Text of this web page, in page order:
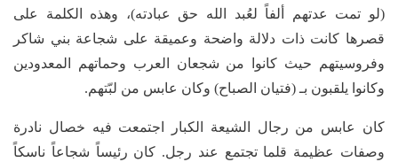
(لو تمت عدتهم ألفاً لعُبد الله حق عبادته)، وهذه الكلمة على
قصرها كانت ذات دلالة واضحة وعميقة على شجاعة بني شاكر
وفروسيتهم حيث كانوا من شجعان العرب وحماتهم المعدودين
وكانوا يلقبون بـ (فتيان الصباح) وكان عابس من لبّتهم.
كان عابس من رجال الشيعة الكبار اجتمعت فيه خصال نادرة
وصفات عظيمة قلما تجتمع عند رجل. كان رئيساً شجاعاً ناسكاً